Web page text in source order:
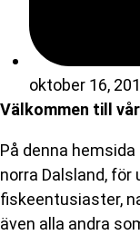
oktober 16,
Välkommen till
På denna
norra Dalsland, för
fiskeentusiaster,
även alla andra